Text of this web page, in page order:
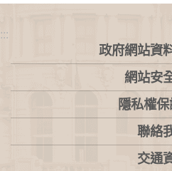
:::
政府網站資
網站安
隱私權
聯絡
交通